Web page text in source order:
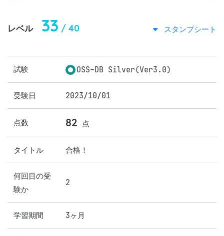
レベル 33 / 40 スタンプシート
試験 OSS-DB Silver(Ver3.0)
受験日 2023/10/01
点数 82 点
タイトル 合格！
何回目の受
験か
2
学習期間 3ヶ月